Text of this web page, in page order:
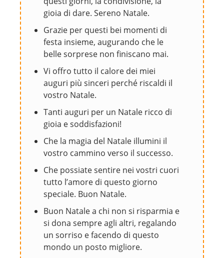
gioia di dare. Sereno Natale.
Grazie per questi bei momenti di
festa insieme, augurando che le
belle sorprese non finiscano mai.
Vi offro tutto il calore dei miei
auguri più sinceri perché riscaldi il
vostro Natale.
Tanti auguri per un Natale ricco di
gioia e soddisfazioni!
Che la magia del Natale illumini il
vostro cammino verso il successo.
Che possiate sentire nei vostri cuori
tutto l’amore di questo giorno
speciale. Buon Natale.
Buon Natale a chi non si risparmia e
si dona sempre agli altri, regalando
un sorriso e facendo di questo
mondo un posto migliore.